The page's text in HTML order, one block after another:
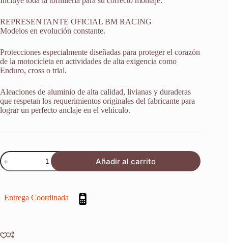
REPRESENTANTE OFICIAL BM RACING
Modelos en evolución constante.
Protecciones especialmente diseñadas para proteger el corazón
de la motocicleta en actividades de alta exigencia como
Enduro, cross o trial.
Aleaciones de aluminio de alta calidad, livianas y duraderas
que respetan los requerimientos originales del fabricante para
lograr un perfecto anclaje en el vehículo.
Protector
Cubrecarter
Ktm
2017-
Añadir al carrito
Entrega Coordinada